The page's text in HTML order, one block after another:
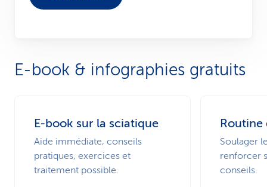
E-book & infographies gratuits
E-book sur la sciatique
Aide immédiate, conseils
pratiques, exercices et
traitement possible.
Routine
Soulager
renforcer
conseils.